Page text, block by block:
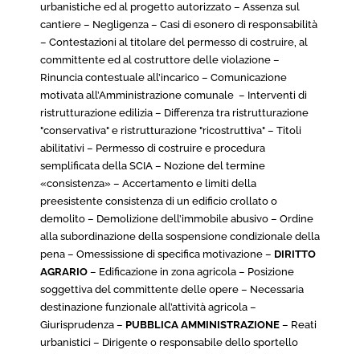
urbanistiche ed al progetto autorizzato – Assenza sul
cantiere – Negligenza – Casi di esonero di responsabilità
– Contestazioni al titolare del permesso di costruire, al
committente ed al costruttore delle violazione –
Rinuncia contestuale all’incarico – Comunicazione
motivata all’Amministrazione comunale – Interventi di
ristrutturazione edilizia – Differenza tra ristrutturazione
"conservativa" e ristrutturazione "ricostruttiva" – Titoli
abilitativi – Permesso di costruire e procedura
semplificata della SCIA – Nozione del termine
«consistenza» – Accertamento e limiti della
preesistente consistenza di un edificio crollato o
demolito – Demolizione dell’immobile abusivo – Ordine
alla subordinazione della sospensione condizionale della
pena – Omessissione di specifica motivazione – DIRITTO
AGRARIO – Edificazione in zona agricola – Posizione
soggettiva del committente delle opere – Necessaria
destinazione funzionale all’attività agricola –
Giurisprudenza – PUBBLICA AMMINISTRAZIONE – Reati
urbanistici – Dirigente o responsabile dello sportello